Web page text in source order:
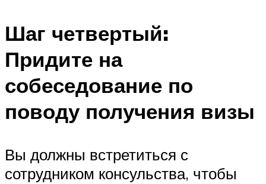
Шаг четвертый:
Придите на
собеседование по
поводу получения визы
Вы должны встретиться с
сотрудником консульства, чтобы